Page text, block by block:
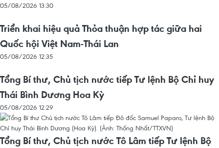
05/08/2026 13:30
Triển khai hiệu quả Thỏa thuận hợp tác giữa hai
Quốc hội Việt Nam-Thái Lan
05/08/2026 12:35
Tổng Bí thư, Chủ tịch nước tiếp Tư lệnh Bộ Chỉ huy
Thái Bình Dương Hoa Kỳ
05/08/2026 12:29
Tổng Bí thư, Chủ tịch nước Tô Lâm tiếp Tư lệnh Bộ